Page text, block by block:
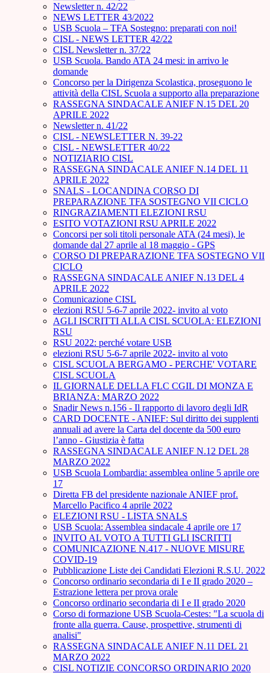
Newsletter n. 42/22
NEWS LETTER 43/2022
USB Scuola – TFA Sostegno: preparati con noi!
CISL - NEWS LETTER 42/22
CISL Newsletter n. 37/22
USB Scuola. Bando ATA 24 mesi: in arrivo le
domande
Concorso per la Dirigenza Scolastica, proseguono le
attività della CISL Scuola a supporto alla preparazione
RASSEGNA SINDACALE ANIEF N.15 DEL 20
APRILE 2022
Newsletter n. 41/22
CISL - NEWSLETTER N. 39-22
CISL - NEWSLETTER 40/22
NOTIZIARIO CISL
RASSEGNA SINDACALE ANIEF N.14 DEL 11
APRILE 2022
SNALS - LOCANDINA CORSO DI
PREPARAZIONE TFA SOSTEGNO VII CICLO
RINGRAZIAMENTI ELEZIONI RSU
ESITO VOTAZIONI RSU APRILE 2022
Concorsi per soli titoli personale ATA (24 mesi), le
domande dal 27 aprile al 18 maggio - GPS
CORSO DI PREPARAZIONE TFA SOSTEGNO VII
CICLO
RASSEGNA SINDACALE ANIEF N.13 DEL 4
APRILE 2022
Comunicazione CISL
elezioni RSU 5-6-7 aprile 2022- invito al voto
AGLI ISCRITTI ALLA CISL SCUOLA: ELEZIONI
RSU
RSU 2022: perché votare USB
elezioni RSU 5-6-7 aprile 2022- invito al voto
CISL SCUOLA BERGAMO - PERCHE' VOTARE
CISL SCUOLA
IL GIORNALE DELLA FLC CGIL DI MONZA E
BRIANZA: MARZO 2022
Snadir News n.156 - Il rapporto di lavoro degli IdR
CARD DOCENTE - ANIEF: Sul diritto dei supplenti
annuali ad avere la Carta del docente da 500 euro
l’anno - Giustizia è fatta
RASSEGNA SINDACALE ANIEF N.12 DEL 28
MARZO 2022
USB Scuola Lombardia: assemblea online 5 aprile ore
17
Diretta FB del presidente nazionale ANIEF prof.
Marcello Pacifico 4 aprile 2022
ELEZIONI RSU - LISTA SNALS
USB Scuola: Assemblea sindacale 4 aprile ore 17
INVITO AL VOTO A TUTTI GLI ISCRITTI
COMUNICAZIONE N.417 - NUOVE MISURE
COVID-19
Pubblicazione Liste dei Candidati Elezioni R.S.U. 2022
Concorso ordinario secondaria di I e II grado 2020 –
Estrazione lettera per prova orale
Concorso ordinario secondaria di I e II grado 2020
Corso di formazione USB Scuola-Cestes: "La scuola di
fronte alla guerra. Cause, prospettive, strumenti di
analisi"
RASSEGNA SINDACALE ANIEF N.11 DEL 21
MARZO 2022
CISL NOTIZIE CONCORSO ORDINARIO 2020